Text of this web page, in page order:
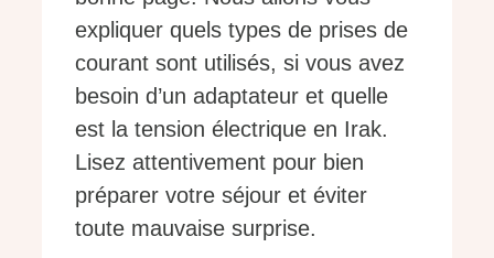
expliquer quels types de prises de
courant sont utilisés, si vous avez
besoin d’un adaptateur et quelle
est la tension électrique en Irak.
Lisez attentivement pour bien
préparer votre séjour et éviter
toute mauvaise surprise.